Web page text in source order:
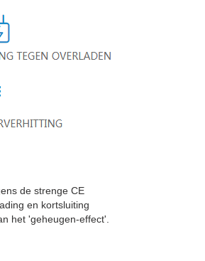
de strenge CE
en kortsluiting
het 'geheugen-effect'.